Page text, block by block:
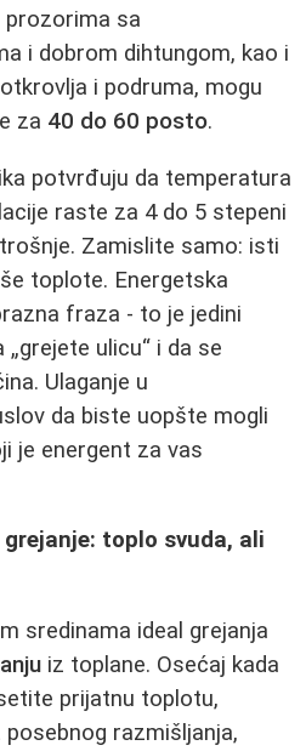
prozorima sa
i dobrom dihtungom, kao i
i podruma, mogu
za 40 do 60 posto.
potvrđuju da temperatura
raste za 4 do 5 stepeni
Zamislite samo: isti
toplote. Energetska
fraza - to je jedini
ulicu“ i da se
Ulaganje u
da biste uopšte mogli
je energent za vas
toplo svuda, ali
sredinama ideal grejanja
iz toplane. Osećaj kada
prijatnu toplotu,
razmišljanja,